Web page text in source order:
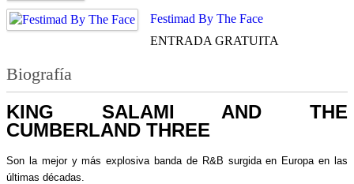
Festimad By The Face
ENTRADA GRATUITA
Biografía
KING SALAMI AND THE
CUMBERLAND THREE
Son la mejor y más explosiva banda de R&B surgida en Europa en las
últimas décadas.